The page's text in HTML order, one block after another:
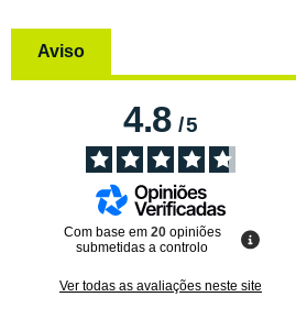
Aviso
4.8/5
Com base em 20 opiniões
submetidas a controlo
Ver todas as avaliações neste site